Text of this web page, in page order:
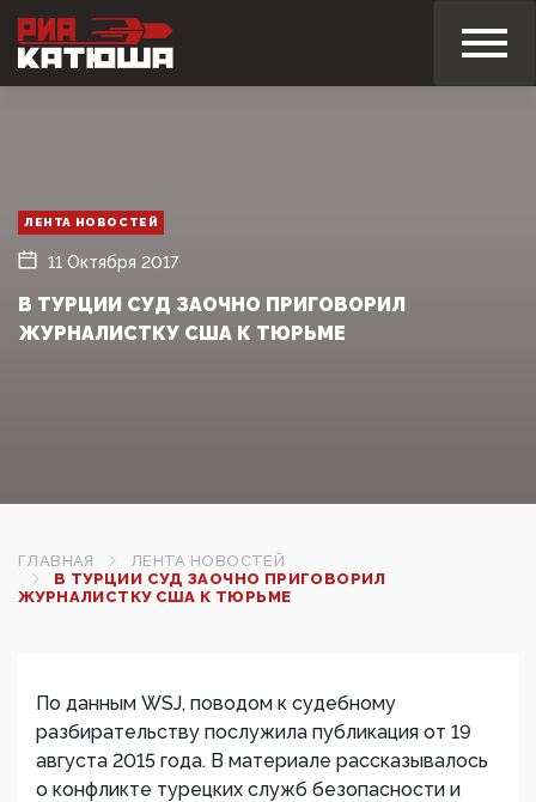
ЛЕНТА НОВОСТЕЙ
11 Октября 2017
В ТУРЦИИ СУД ЗАОЧНО ПРИГОВОРИЛ
ЖУРНАЛИСТКУ США К ТЮРЬМЕ
ГЛАВНАЯ
ЛЕНТА НОВОСТЕЙ
В ТУРЦИИ СУД ЗАОЧНО ПРИГОВОРИЛ
ЖУРНАЛИСТКУ США К ТЮРЬМЕ
По данным WSJ, поводом к судебному
разбирательству послужила публикация от 19
августа 2015 года. В материале рассказывалось
о конфликте турецких служб безопасности и